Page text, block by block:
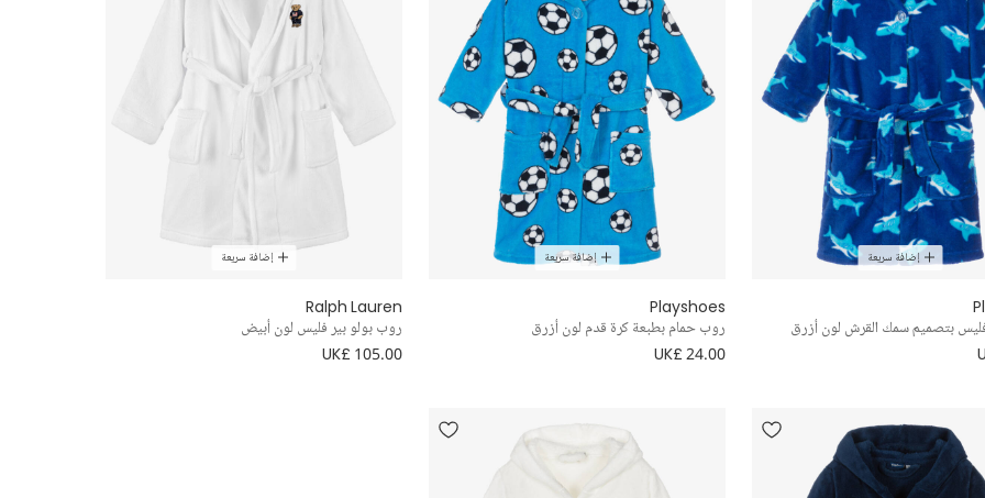
إضافة سريعة
بتصميم سمك القرش لون أزرق
إضافة سريعة
Playshoes
روب حمام بطبعة كرة قدم لون أزرق
UK£ 24.00
إضافة سريعة
Ralph Lauren
روب بولو بير فليس لون أبيض
UK£ 105.00